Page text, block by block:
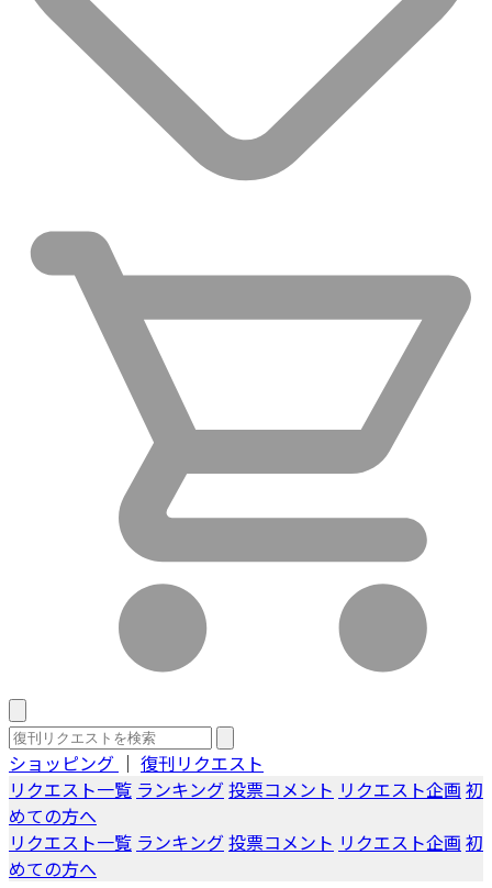
ショッピング ｜ 復刊リクエスト
リクエスト一覧 ランキング投票コメント リクエスト企画 初
めての方へ
リクエスト一覧 ランキング投票コメント リクエスト企画 初
めての方へ